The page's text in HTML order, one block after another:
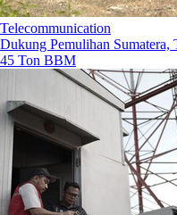
Telecommunication
Dukung Pemulihan Sumatera,
45 Ton BBM